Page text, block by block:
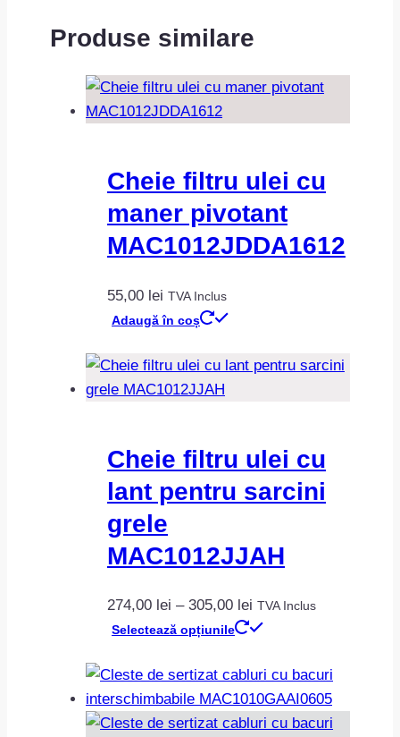
Produse similare
Cheie filtru ulei cu
maner pivotant
MAC1012JDDA1612
55,00 lei TVA Inclus
Adaugă în coș
Cheie filtru ulei cu
lant pentru sarcini
grele
MAC1012JJAH
274,00 lei – 305,00 lei Interval
de
274,00 lei
până
la
TVA Inclus
Selectează opțiunile
are
mai
multe